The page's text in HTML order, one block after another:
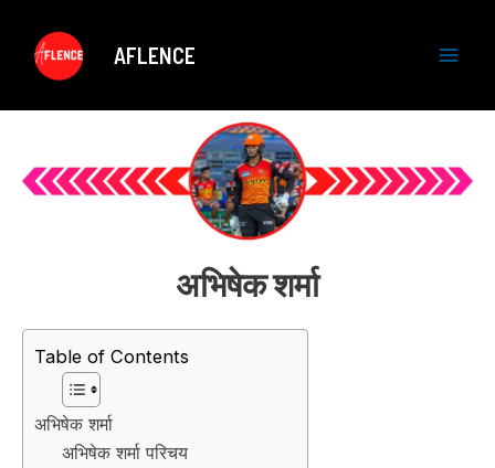
content
AFLENCE
i
अभिषेक शर्मा
Table of Contents
अभिषेक शर्मा
अभिषेक शर्मा परिचय